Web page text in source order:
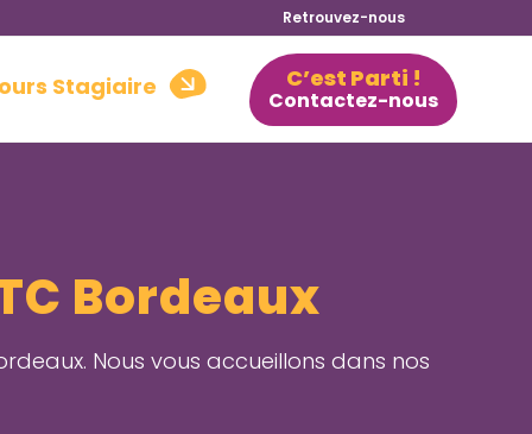
Retrouvez-nous
Stagiaire C’est Parti !
Contactez-nous
Bordeaux
Nous vous accueillons dans nos